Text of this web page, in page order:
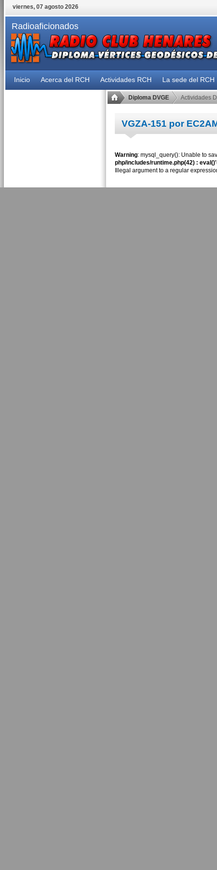
viernes, 07 agosto 2026
Radioaficionados
Inicio Acerca del RCH Actividades RCH La sede del RCH
Diploma DVGE Actividades
VGZA-151 por
Warning: mysql_query(): Unable to
php/includes/runtime.php(42) :
Illegal argument to a regular